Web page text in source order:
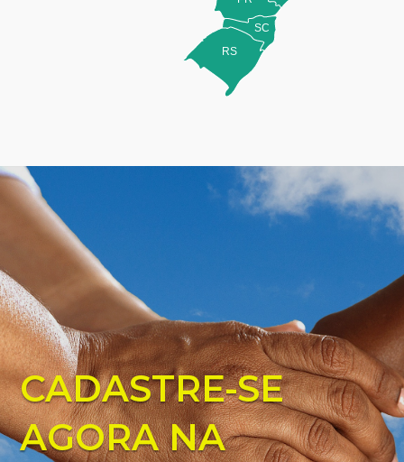
SC
RS
CADASTRE-SE
AGORA NA